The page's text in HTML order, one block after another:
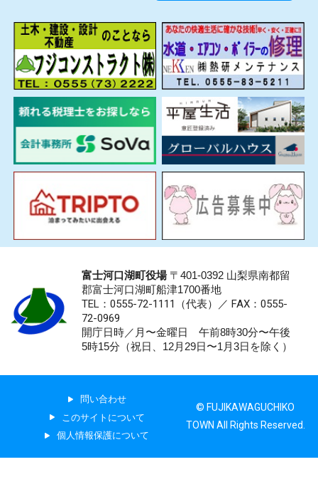
富士河口湖町役場〒401-0392 山梨県南都留
郡富士河口湖町船津1700番地
TEL：0555-72-1111 （代表）／ FAX：0555-
72-0969
開庁日時／月〜金曜日 午前8時30分〜午後
5時15分（祝日、12月29日〜1月3日を除く）
問い合わせ
このサイトについて
個人情報保護について
© FUJIKAWAGUCHIKO
TOWN All Rights Reserved.